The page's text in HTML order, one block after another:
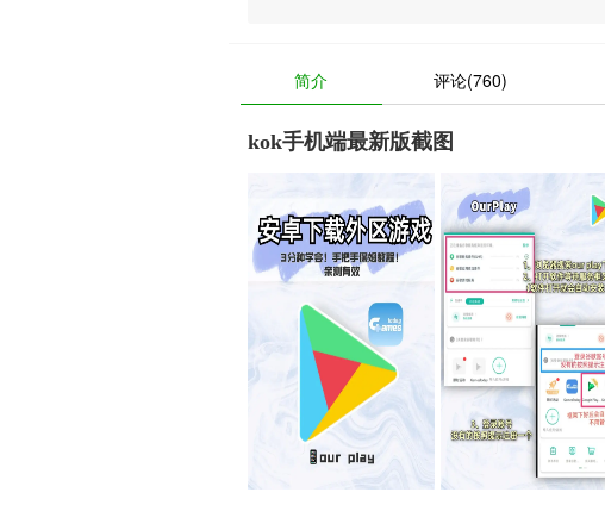
简介 评论(760)
kok手机端最新版截图